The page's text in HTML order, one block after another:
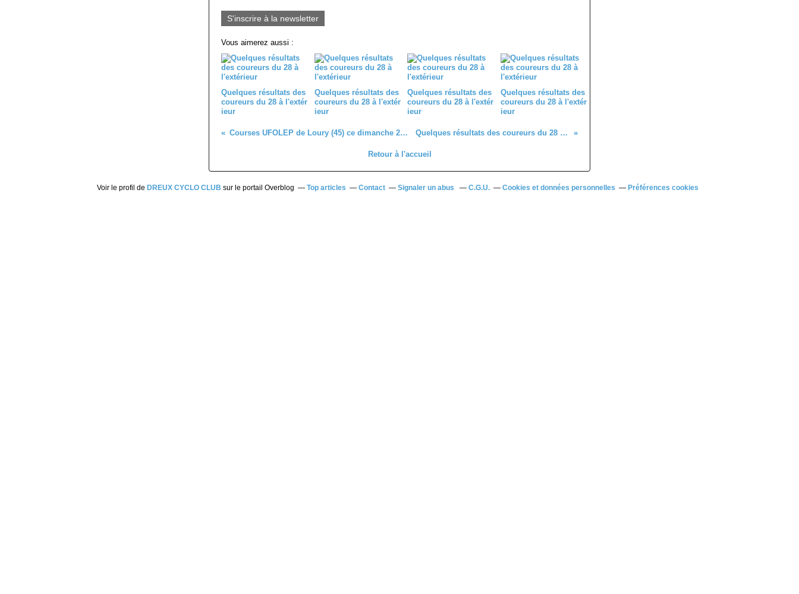
S'inscrire à la newsletter
Vous aimerez aussi :
Quelques résultats des
coureurs du 28 à l'extér
ieur
Quelques résultats des
coureurs du 28 à l'extér
ieur
Quelques résultats des
coureurs du 28 à l'extér
ieur
Quelques résultats des
coureurs du 28 à l'extér
ieur
Courses UFOLEP de Loury (45) ce dimanche 21 juillet 2024 Quelques résultats des coureurs du 28 à l'extérieur
Retour à l'accueil
Voir le profil de DREUX CYCLO CLUB sur le portail Overblog Top articles Contact Signaler un abus C.G.U. Cookies et données personnelles Préférences cookies